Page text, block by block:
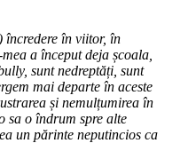
încredere în viitor, în
a început deja școala,
sunt nedreptăți, sunt
mai departe în aceste
și nemulțumirea în
sa o îndrum spre alte
un părinte neputincios ca